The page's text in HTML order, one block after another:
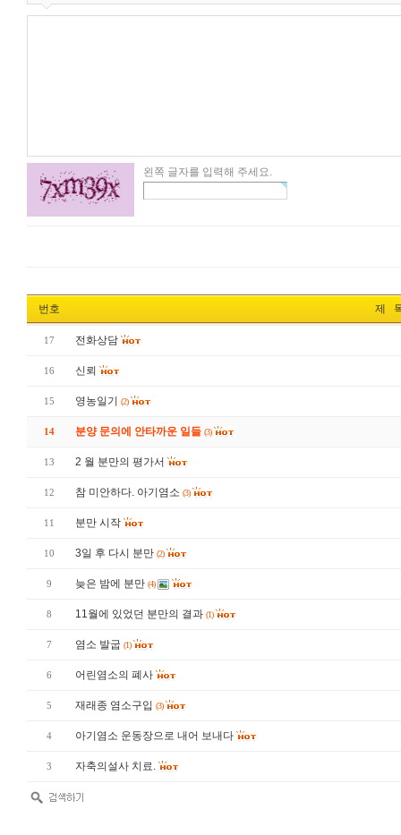
왼쪽 글자를 입력해 주세요.
번호 제
17 전화상담
16 신뢰
15 영농일기 (2)
14 분양 문의에 안타까운 일들 (3)
13 2 월 분만의 평가서
12 참 미안하다. 아기염소 (3)
11 분만 시작
10 3일 후 다시 분만 (2)
9 늦은 밤에 분만 (4)
8 11월에 있었던 분만의 결과 (1)
7 염소 발굽 (1)
6 어린염소의 폐사
5 재래종 염소구입 (3)
4 아기염소 운동장으로 내어 보내다
3 자축의설사 치료.